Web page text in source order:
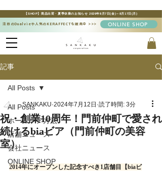
注目のDualvieや人気のKERAFFECTも販売中 >>> ONLINE SHOP
【SHOP】商品出荷・夏季休業のお知らせ 2026年8月7日(金)～8月17日(月)
記事
All Posts
ホームケア方法
店舗ニュース
会社ニュース
ONLINE SHOP
All Posts
祝・創業10周年！門前仲町で愛され
続けるbiaビア（門前仲町の美容
室）
SANKAKU 2024年7月12日 読了時間: 3分
2014年にオープンした記念すべき1店舗目【biaビ